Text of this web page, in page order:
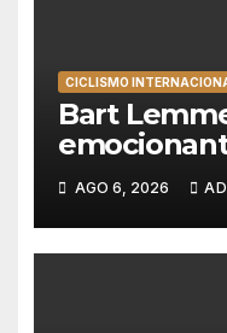
CICLISMO
Bart
primeira
Volta à
AGO 6, 2026